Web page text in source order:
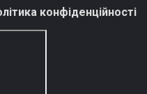
конфіденційності